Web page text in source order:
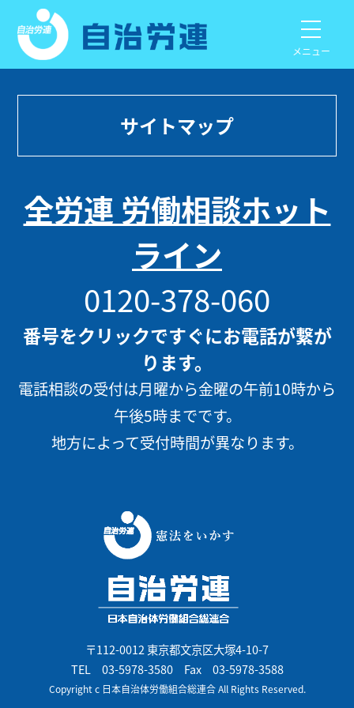
メニュー
サイトマップ
全労連 労働相談ホット
ライン
0120-378-060
番号をクリックですぐにお電話が繋が
ります。
電話相談の受付は月曜から金曜の午前10時から
午後5時までです。
地方によって受付時間が異なります。
〒112-0012 東京都文京区大塚4-10-7
TEL 03-5978-3580Fax 03-5978-3588
Copyright c 日本自治体労働組合総連合 All Rights Reserved.